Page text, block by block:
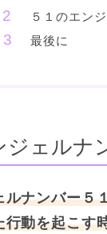
５１のエン
最後に
ジェルナ
ルナンバー５
行動を起こす